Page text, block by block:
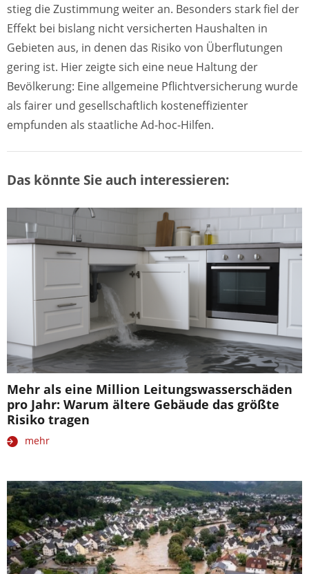
stieg die Zustimmung weiter an. Besonders stark fiel der
Effekt bei bislang nicht versicherten Haushalten in
Gebieten aus, in denen das Risiko von Überflutungen
gering ist. Hier zeigte sich eine neue Haltung der
Bevölkerung: Eine allgemeine Pflichtversicherung wurde
als fairer und gesellschaftlich kosteneffizienter
empfunden als staatliche Ad-hoc-Hilfen.
Das könnte Sie auch interessieren:
Mehr als eine Million Leitungswasserschäden
pro Jahr: Warum ältere Gebäude das größte
Risiko tragen
mehr